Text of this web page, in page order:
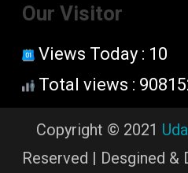
Our Visitor
Views Today : 10
Total views :
Copyright © 2021
Reserved | Desgined &